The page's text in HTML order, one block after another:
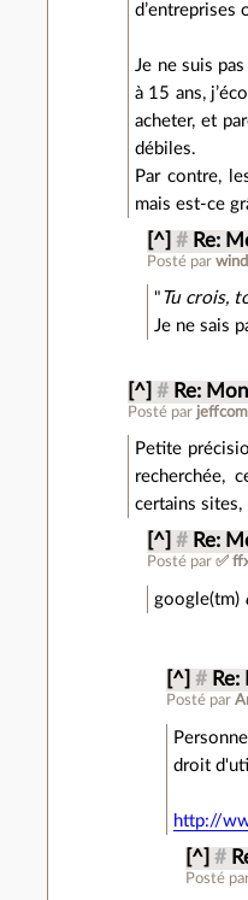
d’entreprises
Je ne suis
à 15 ans,
acheter, et
débiles.
Par contre,
mais est-ce
[^] # Re:
Posté par
" Tu crois,
Je ne sais
[^] # Re:
Posté par jeffcom
Petite
recherchée,
certains sites,
[^] # Re:
Posté par✅
google(tm)
[^] #
Posté par
droit
http://
[^] #
Posté